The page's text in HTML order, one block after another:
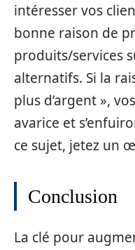
intéresser vos
bonne raison de
produits/services
alternatifs. Si la
plus d’argent »,
avarice et
ce sujet, jetez un
Conclusion
La clé pour